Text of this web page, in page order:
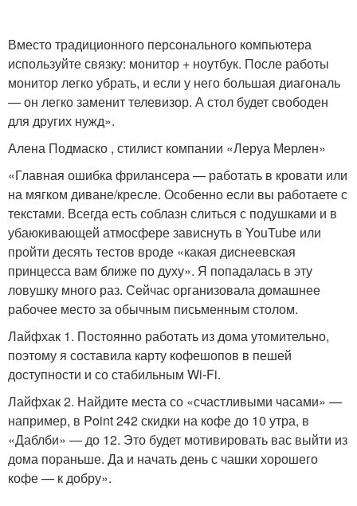
Вместо традиционного персонального компьютера
используйте связку: монитор + ноутбук. После работы
монитор легко убрать, и если у него большая диагональ
— он легко заменит телевизор. А стол будет свободен
для других нужд».
Алена Подмаско , стилист компании «Леруа Мерлен»
«Главная ошибка фрилансера — работать в кровати или
на мягком диване/кресле. Особенно если вы работаете с
текстами. Всегда есть соблазн слиться с подушками и в
убаюкивающей атмосфере зависнуть в YouTube или
пройти десять тестов вроде «какая диснеевская
принцесса вам ближе по духу». Я попадалась в эту
ловушку много раз. Сейчас организовала домашнее
рабочее место за обычным письменным столом.
Лайфхак 1. Постоянно работать из дома утомительно,
поэтому я составила карту кофешопов в пешей
доступности и со стабильным Wi-Fi.
Лайфхак 2. Найдите места со «счастливыми часами» —
например, в Point 242 скидки на кофе до 10 утра, в
«Даблби» — до 12. Это будет мотивировать вас выйти из
дома пораньше. Да и начать день с чашки хорошего
кофе — к добру».